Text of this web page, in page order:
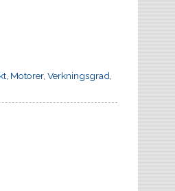
, Motorer,Verkningsgrad,